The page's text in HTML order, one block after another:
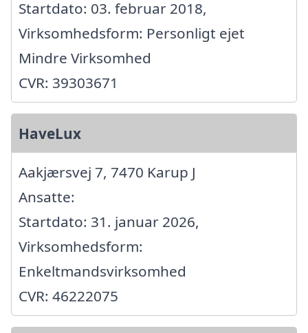
Startdato: 03. februar 2018,
Virksomhedsform: Personligt ejet
Mindre Virksomhed
CVR: 39303671
HaveLux
Aakjærsvej 7, 7470 Karup J
Ansatte:
Startdato: 31. januar 2026,
Virksomhedsform:
Enkeltmandsvirksomhed
CVR: 46222075